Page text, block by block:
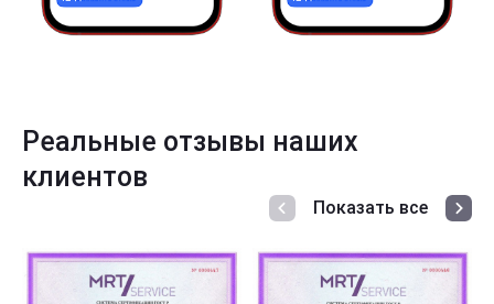
Реальные отзывы наших
клиентов
Показать все